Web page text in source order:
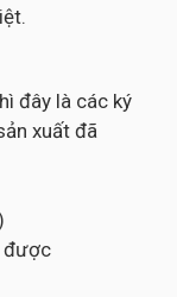
đây là các ký
xuất đã
được